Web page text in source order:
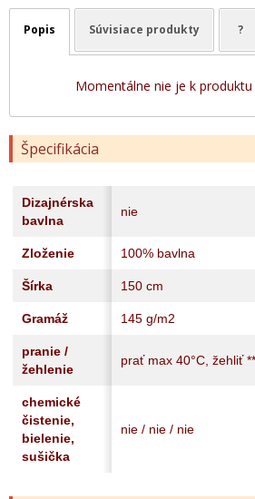
Popis Súvisiace produkty ?
Momentálne nie je k produktu
Špecifikácia
Dizajnérska
bavlna
nie
Zloženie 100% bavlna
Šírka 150 cm
Gramáž 145 g/m2
pranie /
žehlenie
prať max 40°C, žehliť
chemické
čistenie,
bielenie,
sušička
nie / nie / nie